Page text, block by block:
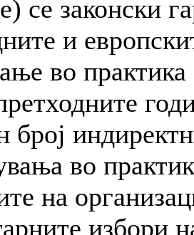
се законски
и
во
број
во
на
избори